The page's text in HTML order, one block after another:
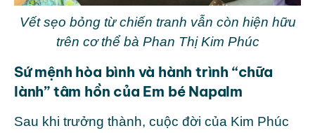
Vết sẹo bỏng từ chiến tranh vẫn còn hiện hữu
trên cơ thể bà Phan Thị Kim Phúc
Sứ mệnh hòa bình và hành trình “chữa
lành” tâm hồn của Em bé Napalm
Sau khi trưởng thành, cuộc đời của Kim Phúc